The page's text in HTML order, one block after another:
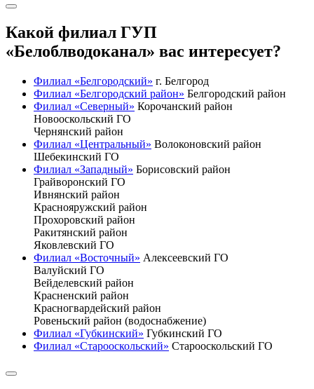
Какой филиал ГУП
«Белоблводоканал» вас интересует?
Филиал «Белгородский» г. Белгород
Филиал «Белгородский район» Белгородский район
Филиал «Северный» Корочанский район
Новооскольский ГО
Чернянский район
Филиал «Центральный» Волоконовский район
Шебекинский ГО
Филиал «Западный» Борисовский район
Грайворонский ГО
Ивнянский район
Краснояружский район
Прохоровский район
Ракитянский район
Яковлевский ГО
Филиал «Восточный» Алексеевский ГО
Валуйский ГО
Вейделевский район
Красненский район
Красногвардейский район
Ровеньский район (водоснабжение)
Филиал «Губкинский» Губкинский ГО
Филиал «Старооскольский» Старооскольский ГО